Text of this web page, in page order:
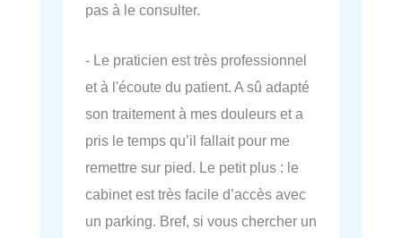
pas à le consulter.
- Le praticien est très professionnel
et à l'écoute du patient. A sû adapté
son traitement à mes douleurs et a
pris le temps qu’il fallait pour me
remettre sur pied. Le petit plus : le
cabinet est très facile d’accès avec
un parking. Bref, si vous chercher un